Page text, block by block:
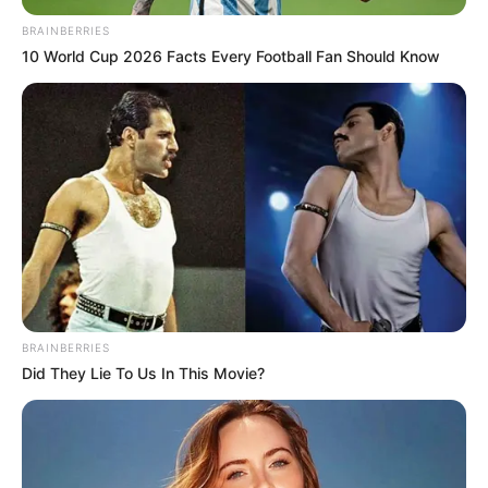
TEMAS RELACIONADOS
SANTA ELENA
DESFILE DE SILLETEROS
FERIA DE LAS FLORES
MEDELLÍN
MANTÉNGASE EN ALERTA
Tenemos todas las noticias que le
interesan. Para estar bien informado, por
BRAINBERRIES
10 World Cup 2026 Facts Every Football Fan Should Know
BRAINBERRIES
Did They Lie To Us In This Movie?